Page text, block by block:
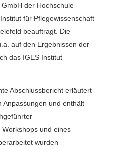
der Hochschule
für Pflegewissenschaft
beauftragt. Die
auf den Ergebnissen der
das IGES Institut
Abschlussbericht erläutert
Anpassungen und enthält
und eines
wurden